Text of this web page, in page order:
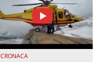
CRONACA